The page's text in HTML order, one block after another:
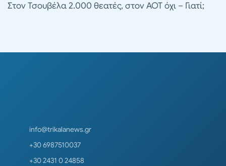
Στον Τσουβέλα 2.000 θεατές, στον ΑΟΤ όχι – Γιατί;
info@trikalanews.gr
+30 6987510037
+30 2431 0 24858